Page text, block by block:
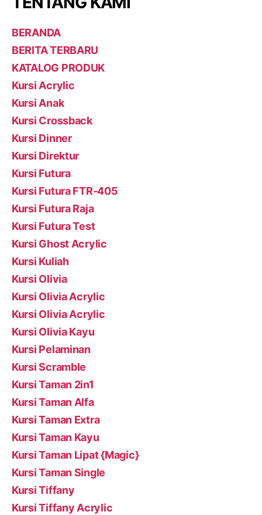
BERANDA
BERITA TERBARU
KATALOG PRODUK
Kursi Acrylic
Kursi Anak
Kursi Crossback
Kursi Dinner
Kursi Direktur
Kursi Futura
Kursi Futura FTR-405
Kursi Futura Raja
Kursi Futura Test
Kursi Ghost Acrylic
Kursi Kuliah
Kursi Olivia
Kursi Olivia Acrylic
Kursi Olivia Acrylic
Kursi Olivia Kayu
Kursi Pelaminan
Kursi Scramble
Kursi Taman 2in1
Kursi Taman Alfa
Kursi Taman Extra
Kursi Taman Kayu
Kursi Taman Lipat {Magic}
Kursi Taman Single
Kursi Tiffany
Kursi Tiffany Acrylic